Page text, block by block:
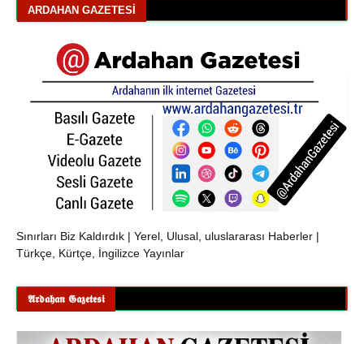
ARDAHAN GAZETESI
Sınırları Biz Kaldırdık | Yerel, Ulusal, uluslararası Haberler |
Türkçe, Kürtçe, İngilizce Yayınlar
𝕬𝖗𝖉𝖆𝖍𝖆𝖓 𝕲𝖆𝖟𝖊𝖙𝖊𝖘𝖎